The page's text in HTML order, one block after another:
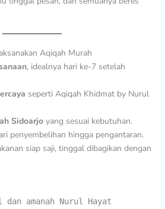
Aqiqah Murah
, idealnya hari ke-7 setelah
seperti Aqiqah Khidmat by Nurul
Sidoarjoyang sesuai kebutuhan.
penyembelihan hingga pengantaran.
siap saji, tinggal dibagikan dengan
amanah Nurul Hayat